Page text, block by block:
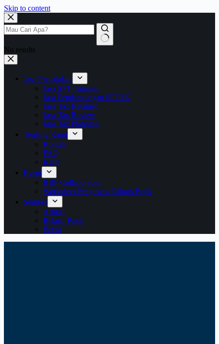
Skip to content
No results
Jasa Perpajakan
Jasa SPT Tahunan
Jasa Pendampingan SP2DK
Jasa Tax Retainer
Jasa Tax Review
Jasa Tax Planning
Tentang Kami
Kontak
FAQ
Karir
Event
BBF Collaboration
Workshop Pengusaha Paham Pajak
Sumber
Artikel
Belajar Pajak
Berita